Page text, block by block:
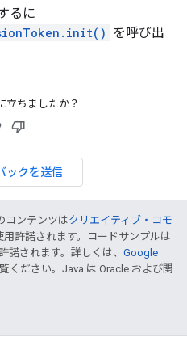
るに
を呼び出
立ちましたか？
ックを送信
コンテンツはクリエイティブ・コモ
用許諾されます。コードサンプルは
諾されます。詳しくは、 Google
ください。Java は Oracle および関